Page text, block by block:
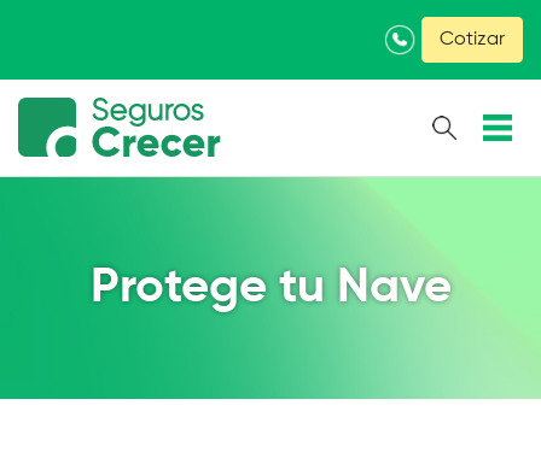
Cotizar
×
Protege tu Nave